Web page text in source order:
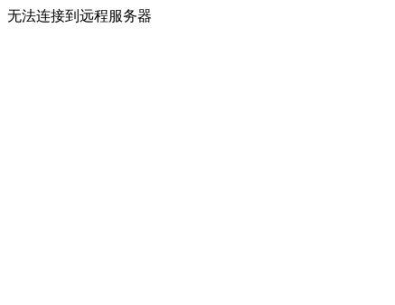
无法连接到远程服务器